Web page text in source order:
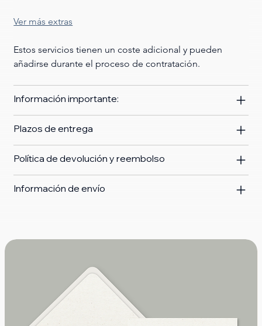
Ver más extras
Estos servicios tienen un coste adicional y pueden
añadirse durante el proceso de contratación.
Información importante:
Plazos de entrega
Política de devolución y reembolso
Información de envío